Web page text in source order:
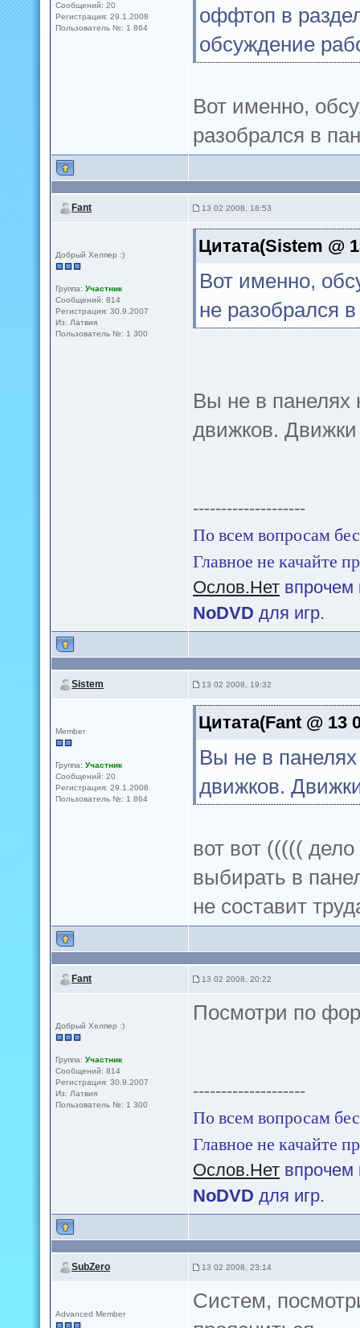
Сообщений: 20
Регистрация: 29.1.2008
Пользователь №: 1 864
оффтоп в
обсуждение
Вот именно,
разобрался в
Fant 13 02 2008, 18:53
Добрый Хелпер :)
Группа: Участник
Сообщений: 814
Регистрация: 30.9.2007
Из: Латвия
Пользователь №: 1 300
Цитата(Sistem @
Вот именно,
не разобрался
Вы не в панелях
движков. Движки
--------------------
По всем вопросам
Главное не качайте
Ослов.Нет впрочем
NoDVD для игр.
Sistem 13 02 2008, 19:32
Member
Группа: Участник
Сообщений: 20
Регистрация: 29.1.2008
Пользователь №: 1 864
Цитата(Fant @ 13
Вы не в
движков.
вот вот (((((
выбирать в
не составит
Fant 13 02 2008, 20:22
Добрый Хелпер :)
Группа: Участник
Сообщений: 814
Регистрация: 30.9.2007
Из: Латвия
Пользователь №: 1 300
Посмотри по
--------------------
По всем вопросам
Главное не качайте
Ослов.Нет впрочем
NoDVD для игр.
SubZero 13 02 2008, 23:14
Advanced Member
Систем,